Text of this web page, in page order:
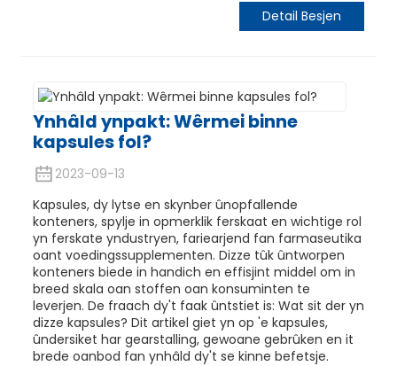
Detail Besjen
Ynhâld ynpakt: Wêrmei binne
kapsules fol?
2023-09-13
Kapsules, dy lytse en skynber ûnopfallende
konteners, spylje in opmerklik ferskaat en wichtige rol
yn ferskate yndustryen, fariearjend fan farmaseutika
oant voedingssupplementen. Dizze tûk ûntworpen
konteners biede in handich en effisjint middel om in
breed skala oan stoffen oan konsuminten te
leverjen. De fraach dy't faak ûntstiet is: Wat sit der yn
dizze kapsules? Dit artikel giet yn op 'e kapsules,
ûndersiket har gearstalling, gewoane gebrûken en it
brede oanbod fan ynhâld dy't se kinne befetsje.